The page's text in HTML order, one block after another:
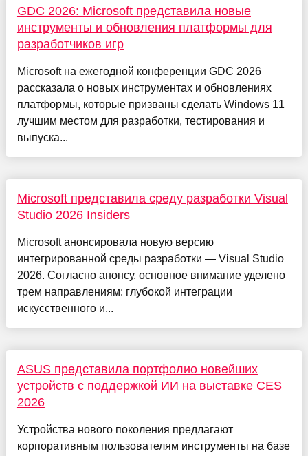
GDC 2026: Microsoft представила новые
инструменты и обновления платформы для
разработчиков игр
Microsoft на ежегодной конференции GDC 2026
рассказала о новых инструментах и обновлениях
платформы, которые призваны сделать Windows 11
лучшим местом для разработки, тестирования и
выпуска...
Microsoft представила среду разработки Visual
Studio 2026 Insiders
Microsoft анонсировала новую версию
интегрированной среды разработки — Visual Studio
2026. Согласно анонсу, основное внимание уделено
трем направлениям: глубокой интеграции
искусственного и...
ASUS представила портфолио новейших
устройств с поддержкой ИИ на выставке CES
2026
Устройства нового поколения предлагают
корпоративным пользователям инструменты на базе